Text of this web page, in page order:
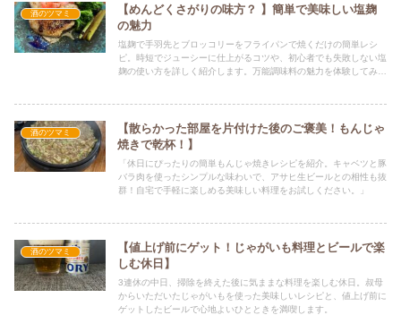
酒のツマミ
【めんどくさがりの味方？ 】簡単で美味しい塩麹
の魅力
塩麹で手羽先とブロッコリーをフライパンで焼くだけの簡単レシ
ピ。時短でジューシーに仕上がるコツや、初心者でも失敗しない塩
麹の使い方を詳しく紹介します。万能調味料の魅力を体験してみま
酒のツマミ
【散らかった部屋を片付けた後のご褒美！もんじゃ
焼きで乾杯！】
「休日にぴったりの簡単もんじゃ焼きレシピを紹介。キャベツと豚
バラ肉を使ったシンプルな味わいで、アサヒ生ビールとの相性も抜
群！自宅で手軽に楽しめる美味しい料理をお試しください。」
酒のツマミ
【値上げ前にゲット！じゃがいも料理とビールで楽
しむ休日】
3連休の中日、掃除を終えた後に気ままな料理を楽しむ休日。叔母
からいただいたじゃがいもを使った美味しいレシピと、値上げ前に
ゲットしたビールで心地よいひとときを満喫します。